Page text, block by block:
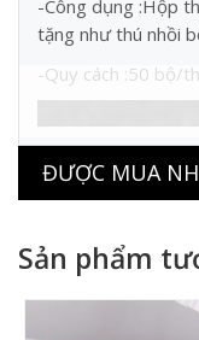
-Công dụng :Hộp
tặng như thú nhồi
-Quy cách :50 bộ/
ĐƯỢC MUA
Sản phẩm